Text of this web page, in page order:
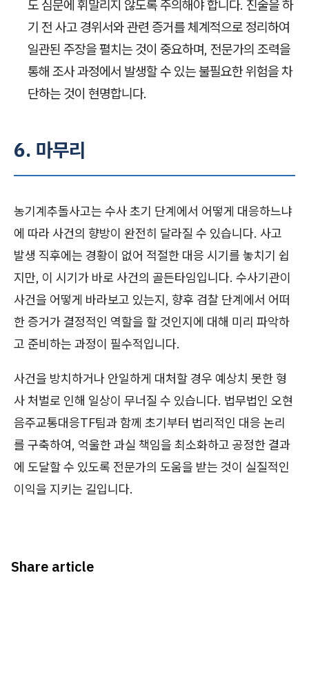
도 심문에 휘말리지 않도록 주의해야 합니다. 진술을 하
기 전 사고 경위서와 관련 증거를 체계적으로 정리하여
일관된 주장을 펼치는 것이 중요하며, 전문가의 조력을
통해 조사 과정에서 발생할 수 있는 불필요한 위험을 차
단하는 것이 현명합니다.
6. 마무리
농기계추돌사고는 수사 초기 단계에서 어떻게 대응하느냐
에 따라 사건의 향방이 완전히 달라질 수 있습니다. 사고
발생 직후에는 경황이 없어 적절한 대응 시기를 놓치기 쉽
지만, 이 시기가 바로 사건의 골든타임입니다. 수사기관이
사건을 어떻게 바라보고 있는지, 향후 검찰 단계에서 어떠
한 증거가 결정적인 역할을 할 것인지에 대해 미리 파악하
고 준비하는 과정이 필수적입니다.
사건을 방치하거나 안일하게 대처할 경우 예상치 못한 형
사 처벌로 인해 일상이 무너질 수 있습니다. 법무법인 오현
음주교통대응TF팀과 함께 초기부터 법리적인 대응 논리
를 구축하여, 억울한 과실 책임을 최소화하고 공정한 결과
에 도달할 수 있도록 전문가의 도움을 받는 것이 실질적인
이익을 지키는 길입니다.
Share article